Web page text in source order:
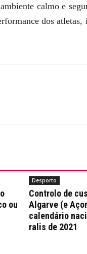
calmo e
dos atletas,
ou
Desporto
Controlo de
Algarve (e
calendário
ralis de 2021